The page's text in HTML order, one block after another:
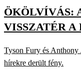
ÖKÖLVÍVÁS:
VISSZATÉR A
Tyson Fury és Anthony
hírekre derült fény.